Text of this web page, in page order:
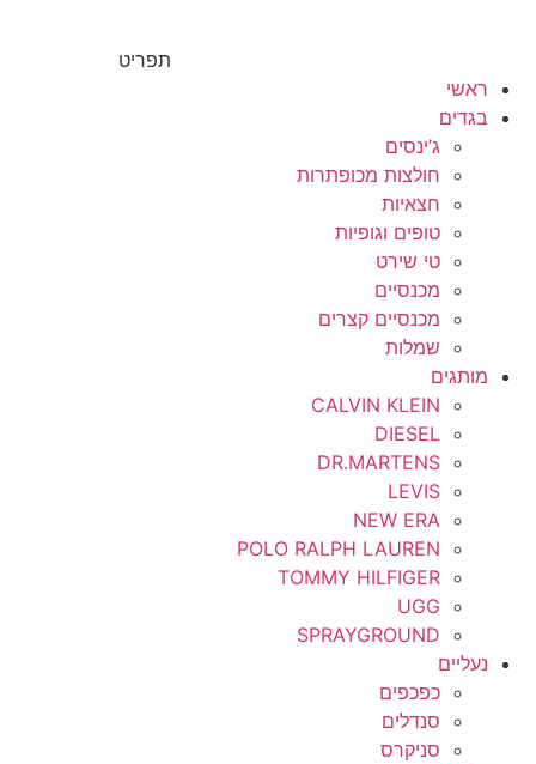
תפריט
ראשי
בגדים
ג’ינסים
חולצות מכופתרות
חצאיות
טופים וגופיות
טי שירט
מכנסיים
מכנסיים קצרים
שמלות
מותגים
CALVIN KLEIN
DIESEL
DR.MARTENS
LEVIS
NEW ERA
POLO RALPH LAUREN
TOMMY HILFIGER
UGG
SPRAYGROUND
נעליים
כפכפים
סנדלים
סניקרס